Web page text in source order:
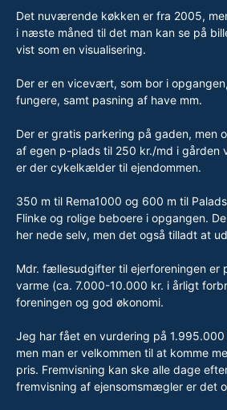
Det nuværende køkken er fra 2005,
i næste måned til det man kan se på
vist som en visualisering.
Der er en vicevært, som bor i
fungere, samt pasning af have mm.
Der er gratis parkering på gaden, men
af egen p-plads til 250 kr./md i gården
er der cykelkælder til ejendommen.
350 m til Rema1000 og 600 m til
Flinke og rolige beboere i opgangen.
her nede selv, men det også tilladt at
Mdr. fællesudgifter til ejerforeningen er
varme (ca. 7.000-10.000 kr. i årligt
foreningen og god økonomi.
Jeg har fået en vurdering på
men man er velkommen til at komme
pris. Fremvisning kan ske alle dage
fremvisning af ejensomsmægler er det